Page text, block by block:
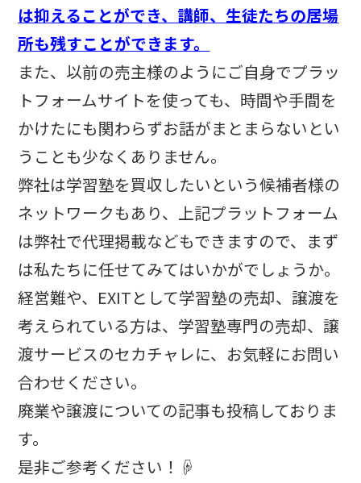
は抑えることができ、講師、生徒たちの居場
所も残すことができます。
また、以前の売主様のようにご自身でプラッ
トフォームサイトを使っても、時間や手間を
かけたにも関わらずお話がまとまらないとい
うことも少なくありません。
弊社は学習塾を買収したいという候補者様の
ネットワークもあり、上記プラットフォーム
は弊社で代理掲載などもできますので、まず
は私たちに任せてみてはいかがでしょうか。
経営難や、 EXITとして学習塾の売却、譲渡を
考えられている方は、学習塾専門の売却、譲
渡サービスのセカチャレに、お気軽にお問い
合わせください。
廃業や譲渡についての記事も投稿しておりま
す。
是非ご参考ください！☟